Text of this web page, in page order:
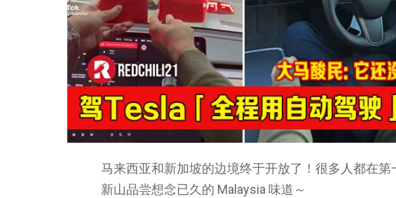
马来西亚和新加坡的边境终于开放了！很多人都在
新山品尝想念已久的 Malaysia 味道～